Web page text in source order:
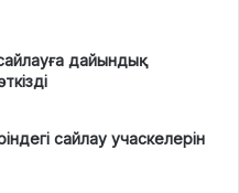
дайындық
сайлау учаскелерін